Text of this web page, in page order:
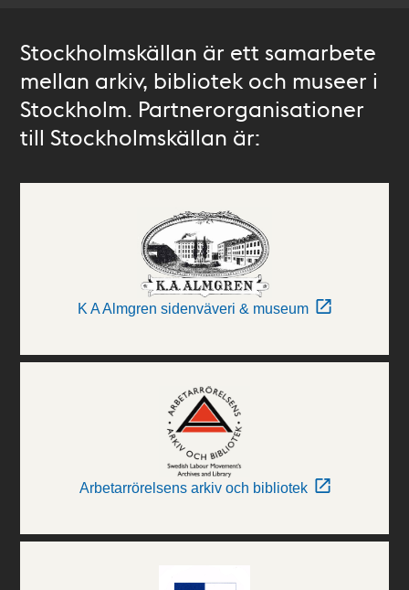
Stockholmskällan är ett samarbete
mellan arkiv, bibliotek och museer i
Stockholm. Partnerorganisationer
till Stockholmskällan är:
K A Almgren sidenväveri & museum
Arbetarrörelsens arkiv och bibliotek